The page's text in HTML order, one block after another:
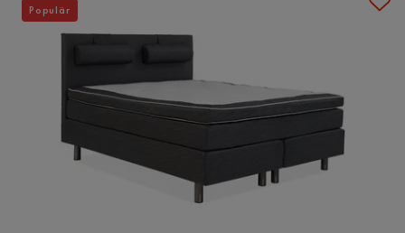
Populär